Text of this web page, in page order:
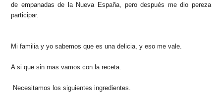
de empanadas de la Nueva España, pero después me dio pereza
participar.
Mi familia y yo sabemos que es una delicia, y eso me vale.
A si que sin mas vamos con la receta.
Necesitamos los siguientes ingredientes.